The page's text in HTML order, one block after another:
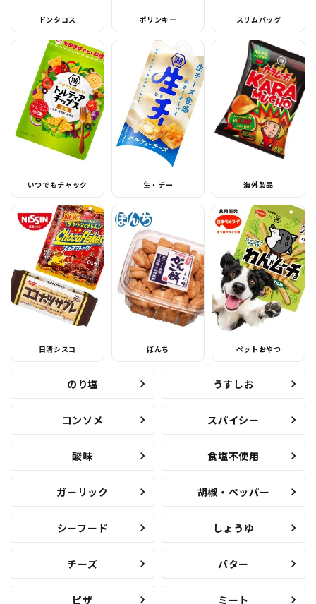
ドンタコス ポリンキー スリムバッグ
いつでもチャック 生・チー 海外製品
日清シスコ ぼんち ペットおやつ
のり塩 うすしお
コンソメ スパイシー
酸味 食塩不使用
ガーリック 胡椒・ペッパー
シーフード しょうゆ
チーズ バター
ピザ ミート